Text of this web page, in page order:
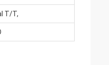
T/T,